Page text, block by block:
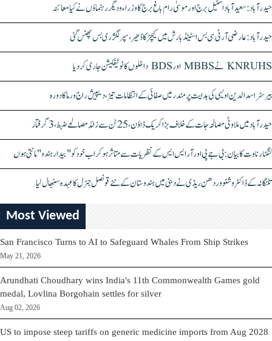
حیدرآباد: سعیدآباد اسٹیل برج اور موسیٰ رام باغ برج کا وزراء و دیگر رہنماؤں نے کیا معائنہ
حیدرآباد: عارضی آر ٹی سی بس اسٹینڈ بارش میں کیچڑ کا ڈھیر، سپر لگژری بس پھنس گئی
KNRUHS نے MBBS اور BDS داخلوں کا نوٹیفکیشن جاری کر دیا
بیرسٹر اسدالدین اویسی کی ہدایت پر مندر میں صفائی کے انتظامات تیز، دیپیش راج ورما کا دورہ
حیدرآباد میں ملاوٹی مصالحہ جات کے خلاف بڑا کریک ڈاؤن، 25 ٹن سے زائد مصالحے ضبط، 3 گرفتار
کنگنا رناوت کا بیان: بی جے پی اور آر ایس ایس کے نظریات سے متاثر ہو کر اب خود کو "بیدار ہندو" مانتی ہوں
تلنگانہ کے ڈاکٹر وشنو وردھن ریڈی نے دبئی میں ہندوستان کے نئے قونصل جنرل کا عہدہ سنبھال لیا
Most Viewed
San Francisco Turns to AI to Safeguard Whales From Ship Strikes
May 21, 2026
Arundhati Choudhary wins India's 11th Commonwealth Games gold
medal, Lovlina Borgohain settles for silver
Aug 02, 2026
US to impose steep tariffs on generic medicine imports from Aug 2028